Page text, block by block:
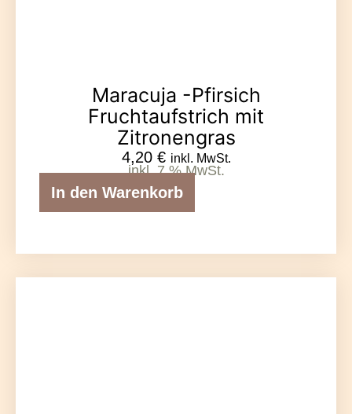
Maracuja -Pfirsich
Fruchtaufstrich mit
Zitronengras
4,20 € inkl. MwSt.
inkl. 7 % MwSt.
In den Warenkorb